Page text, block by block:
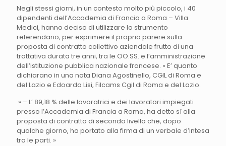
Negli stessi giorni, in un contesto molto più piccolo, i 40
dipendenti dell’Accademia di Francia a Roma – Villa
Medici, hanno deciso di utilizzare lo strumento
referendario, per esprimere il proprio parere sulla
proposta di contratto collettivo aziendale frutto di una
trattativa durata tre anni, tra le OO.SS. e l’amministrazione
dell’istituzione pubblica nazionale francese. » E’ quanto
dichiarano in una nota Diana Agostinello, CGIL di Roma e
del Lazio e Edoardo Lisi, Filcams Cgil di Roma e del Lazio.
» – L’ 89,18 % delle lavoratrici e dei lavoratori impiegati
presso l’Accademia di Francia a Roma, ha detto sì alla
proposta di contratto di secondo livello che, dopo
qualche giorno, ha portato alla firma di un verbale d’intesa
tra le parti. »